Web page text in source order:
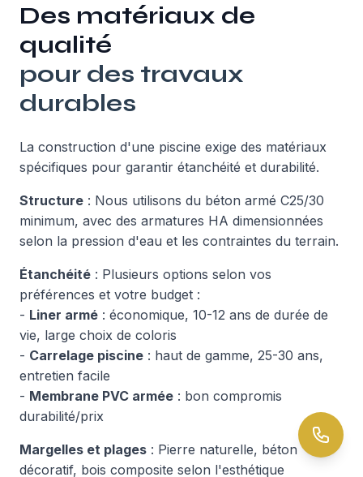
Des matériaux de
qualité
pour des travaux
durables
La construction d'une piscine exige des matériaux
spécifiques pour garantir étanchéité et durabilité.
Structure : Nous utilisons du béton armé C25/30
minimum, avec des armatures HA dimensionnées
selon la pression d'eau et les contraintes du terrain.
Étanchéité : Plusieurs options selon vos
préférences et votre budget :
- Liner armé : économique, 10-12 ans de durée de
vie, large choix de coloris
- Carrelage piscine : haut de gamme, 25-30 ans,
entretien facile
- Membrane PVC armée : bon compromis
durabilité/prix
Margelles et plages : Pierre naturelle, béton
décoratif, bois composite selon l'esthétique